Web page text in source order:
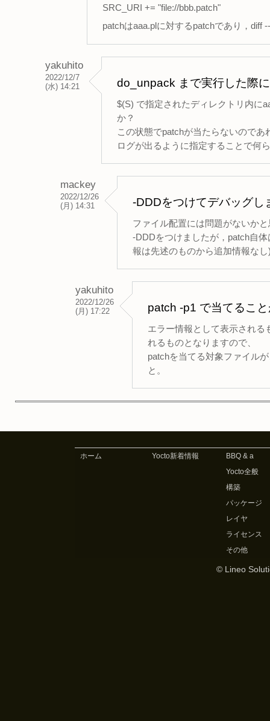
SRC_URI += "file://bbb.patch"
patchはaaa.plに対するpatchであり，diff
yakuhito
2022/12/7
(水) 14:21
do_unpack まで実行した際
$(S) で指定されたディレクトリ内に
か？
この状態でpatchが当たらないので
ログが出るように指定することで何
mackey
2022/12/26
(月) 14:31
-DDDをつけてデバッグし
ファイル配置には問題がないか
-DDDをつけましたが，patch自
報は先述のものから追加情報な
yakuhito
2022/12/26
(月) 17:22
patch -p1 で当てるこ
エラー情報として表示される
れるものとなりますので、
patchを当てる対象ファイル
と。
ホーム Yocto新着情報
BBQ & a
Yocto全般
構築
パッケージ
レイヤ
ライセンス
その他
© Lineo